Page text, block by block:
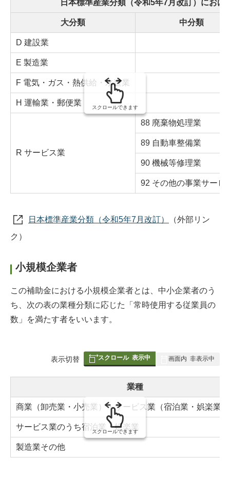
の
日本標準産業分類（令和5年7月改訂）におけ
大分類 中分類
D 建設業
E 製造業
F 電気・ガス・熱供給・水道業
H 運輸業・郵便業
R サービス業
88 廃棄物処理業
89 自動車整備業
90 機械等修理業
92 その他の事業サービ
スクロールできます
日本標準産業分類（令和5年7月改訂）
（外部リン
ク）
小規模企業者
この補助金における小規模企業者とは、中小企業者のう
ち、次の表の業種分類に応じた「常時使用する従業員の
数」を満たす者をいいます。
表
の
表示切替 スクロール 表示中 画面内 非表示中
業種
商業（卸売業・小売業）・サービス業（宿泊業・娯楽業
サービス業のうち宿泊業・娯楽業
製造業その他
スクロールできます